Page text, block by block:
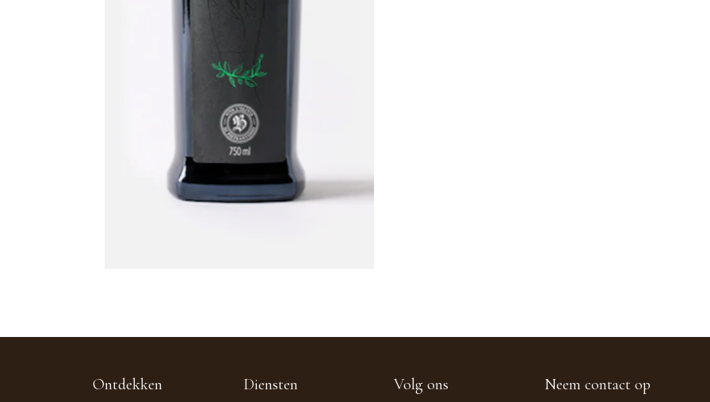
Ontdekken Diensten Volg ons Neem contact op